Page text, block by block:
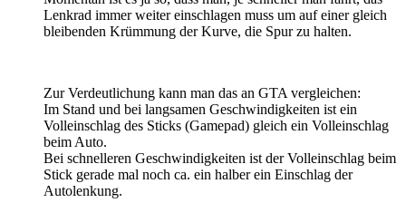
Lenkrad immer weiter einschlagen muss um auf einer gleich
bleibenden Krümmung der Kurve, die Spur zu halten.
Zur Verdeutlichung kann man das an GTA vergleichen:
Im Stand und bei langsamen Geschwindigkeiten ist ein
Volleinschlag des Sticks (Gamepad) gleich ein Volleinschlag
beim Auto.
Bei schnelleren Geschwindigkeiten ist der Volleinschlag beim
Stick gerade mal noch ca. ein halber ein Einschlag der
Autolenkung.